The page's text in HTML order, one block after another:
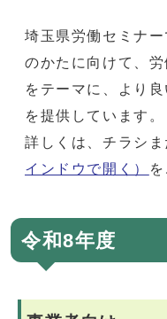
埼玉県労働セミナ
のかたに向けて、
をテーマに、より
を提供しています。
詳しくは、チラシま
インドウで開く）
令和8年度